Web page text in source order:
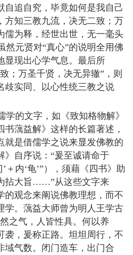
自追自究，毕竟如何是我自己
方知三教九流，决无二致；万
儒为释，经世出世，无一毫头
然元贤对“真心”的说明全用佛
显现出心学气息。最后所
；万圣千贤，决无异辙”，则
歧实同、以心性统三教之说
的文字，如《致知格物解》
蕅益解》这样的长篇著述，
就是借儒学之说来显发佛教的
》自序说：“爰至诚请命于
＋内‘龟’”），须藉《四书》助
拈大旨……”从这些文字来
的观念来阐说佛教理想，而不
学。蕅益大师曾为明人王学古
之气，人皆性具。何以养
袭，爰称正路。坦坦周行，不
域气数。闭门造车，出门合